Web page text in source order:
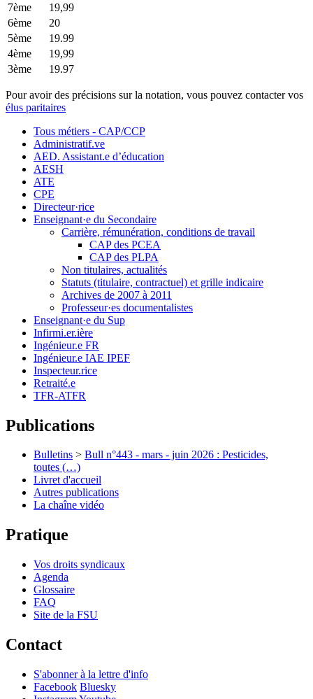
7ème
19,99
6ème
20
5ème
19.99
4ème
19,99
3ème
19.97
Pour avoir des précisions sur la notation, vous pouvez contacter vos
élus paritaires
Tous métiers - CAP/CCP
Administratif.ve
AED. Assistant.e d’éducation
AESH
ATE
CPE
Directeur·rice
Enseignant·e du Secondaire
Carrière, rémunération, conditions de travail
CAP des PCEA
CAP des PLPA
Non titulaires, actualités
Statuts (titulaire, contractuel) et grille indicaire
Archives de 2007 à 2011
Professeur·es documentalistes
Enseignant·e du Sup
Infirmi.er.ière
Ingénieur.e FR
Ingénieur.e IAE IPEF
Inspecteur.rice
Retraité.e
TFR-ATFR
Publications
Bulletins > Bull n°443 - mars - juin 2026 : Pesticides,
toutes (…)
Livret d'accueil
Autres publications
La chaîne vidéo
Pratique
Vos droits syndicaux
Agenda
Glossaire
FAQ
Site de la FSU
Contact
S'abonner à la lettre d'info
Facebook Bluesky